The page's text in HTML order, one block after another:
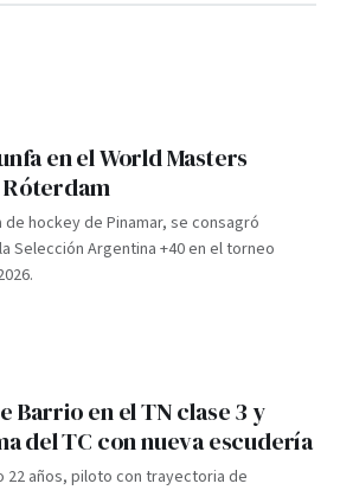
en el World Masters
de hockey de Pinamar, se consagró
Selección Argentina +40 en el torneo
Barrio en el TN clase 3 y
del TC con nueva escudería
22 años, piloto con trayectoria de